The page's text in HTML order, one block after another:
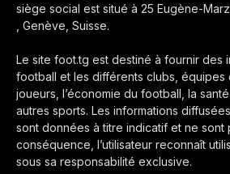
siège social est situé à 25 Eugène-
, Genève, Suisse.
Le site foot.tg est destiné à fournir des
football et les différents clubs, équipes
joueurs, l’économie du football, la
autres sports. Les informations
sont données à titre indicatif et ne sont
conséquence, l’utilisateur reconnaît
sous sa responsabilité exclusive.